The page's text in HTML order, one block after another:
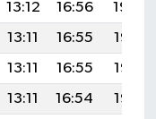
13:12 16:56
19:59
13:11 16:55
19:57
13:11 16:55
19:56
13:11 16:54
19:55